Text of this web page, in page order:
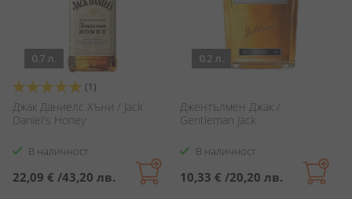
0.7 л.
Оценка:
100%
(1)
Джак Даниелс Хъни / Jack
Daniel's Honey
В наличност
22,09 € /43,20 лв.
0.2 л.
Джентълмен Джак /
Gentleman Jack
В наличност
10,33 € /20,20 лв.